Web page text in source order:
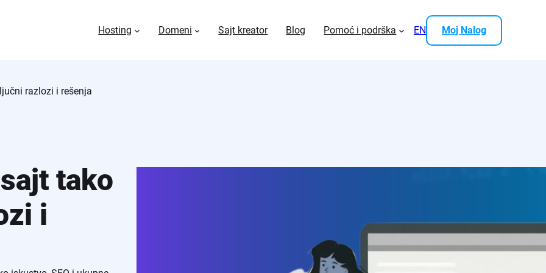
Hosting Domeni Sajt kreator Blog Pomoć i podrška EN Moj Nalog
razlozi i rešenja
tako
i